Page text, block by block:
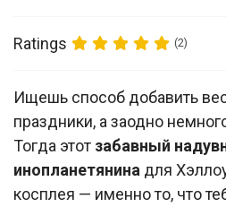
Ratings (2)
Ищешь способ добавить
праздники, а заодно
Тогда этот забавный
инопланетянина для
косплея — именно то, что